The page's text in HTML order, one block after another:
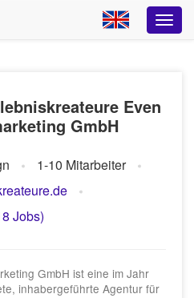
Even
GmbH
1-10 Mitarbeiter
Jobs)
GmbH ist eine im Jahr
inhabergeführte Agentur für